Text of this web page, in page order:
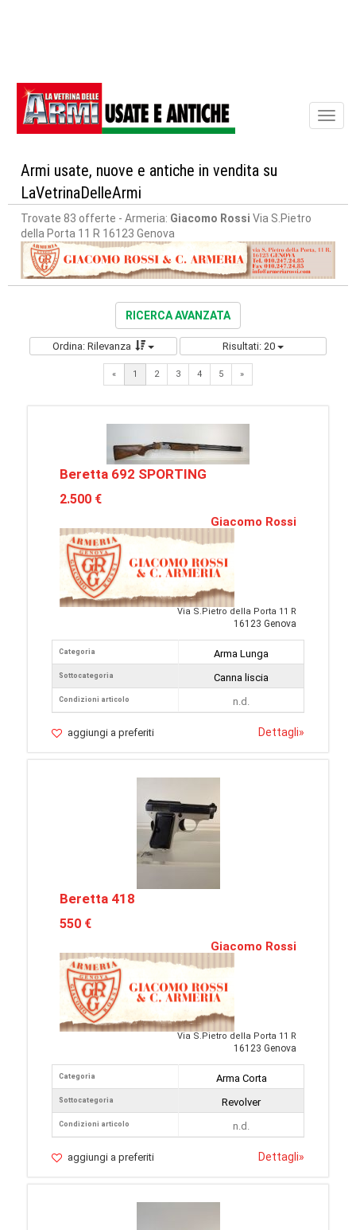
Armi usate, nuove e antiche in vendita su
LaVetrinaDelleArmi
Trovate 83 offerte - Armeria: Giacomo Rossi Via S.Pietro
della Porta 11 R 16123 Genova
RICERCA AVANZATA
Ordina: Rilevanza Risultati: 20
« 1 2 3 4 5 »Next
Beretta 692 SPORTING
2.500 €
Giacomo Rossi
Via S.Pietro della Porta 11 R
16123 Genova
Categoria
Sottocategoria
Condizioni articolo
Arma Lunga
Canna liscia
n.d.
aggiungi a preferiti Dettagli»
Beretta 418
550 €
Giacomo Rossi
Via S.Pietro della Porta 11 R
16123 Genova
Categoria
Sottocategoria
Condizioni articolo
Arma Corta
Revolver
n.d.
aggiungi a preferiti Dettagli»